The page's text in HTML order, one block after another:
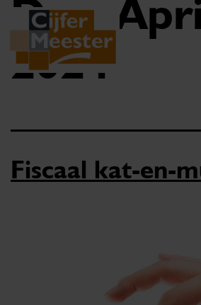
Day:
2024
Fiscaal kat-en-